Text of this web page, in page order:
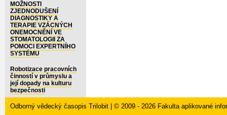
MOŽNOSTI
ZJEDNODUŠENÍ
DIAGNOSTIKY A
TERAPIE VZÁCNÝCH
ONEMOCNĚNÍ VE
STOMATOLOGII ZA
POMOCI EXPERTNÍHO
SYSTÉMU
Robotizace pracovních
činností v průmyslu a
její dopady na kulturu
bezpečnosti
Odborný vědecký časopis Trilobit | © 2009 - 2026 Fakulta aplikované